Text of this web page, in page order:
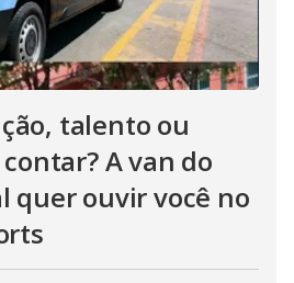
talento ou
A van do
quer ouvir você no